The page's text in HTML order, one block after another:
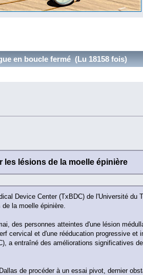
en boucle fermé (Lu 18158 fois)
lésions de la moelle épinière
Device Center (TxBDC) de l'Université du
la moelle épinière.
des personnes atteintes d'une lésion
cervical et d'une rééducation progressive et
a entraîné des améliorations significatives
de procéder à un essai pivot, dernier